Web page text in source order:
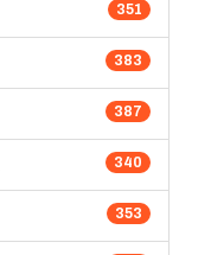
351
383
387
340
353